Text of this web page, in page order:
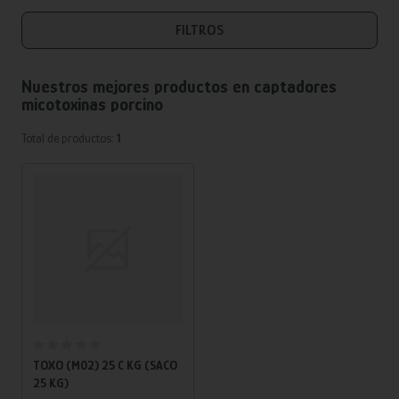
FILTROS
Nuestros mejores productos en captadores
micotoxinas porcino
Total de productos: 1
TOXO (M02) 25 C KG (SACO
25 KG)